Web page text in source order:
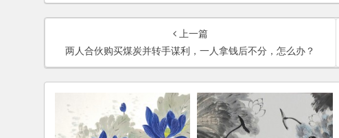
上一篇
两人合伙购买煤炭并转手谋利，一人拿钱后不分，怎么办？